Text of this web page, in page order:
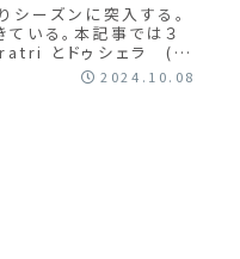
シーズンに突入する。
いる。本記事では３
とドゥシェラ (ダ
2024.10.08